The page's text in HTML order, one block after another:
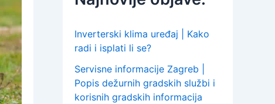
:Inverterski klima uređaj | Kako
radi i isplati li se?
Servisne informacije Zagreb |
Popis dežurnih gradskih službi i
korisnih gradskih informacija